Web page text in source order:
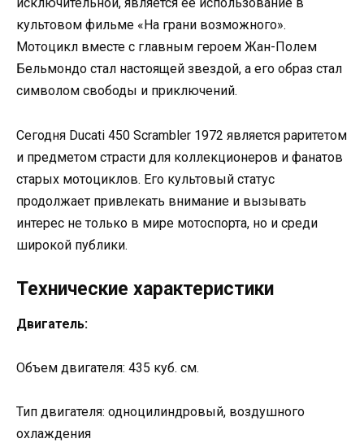
исключительной, является ее использование в
культовом фильме «На грани возможного».
Мотоцикл вместе с главным героем Жан-Полем
Бельмондо стал настоящей звездой, а его образ стал
символом свободы и приключений.
Сегодня Ducati 450 Scrambler 1972 является раритетом
и предметом страсти для коллекционеров и фанатов
старых мотоциклов. Его культовый статус
продолжает привлекать внимание и вызывать
интерес не только в мире мотоспорта, но и среди
широкой публики.
Технические характеристики
Двигатель:
Объем двигателя: 435 куб. см.
Тип двигателя: одноцилиндровый, воздушного
охлаждения